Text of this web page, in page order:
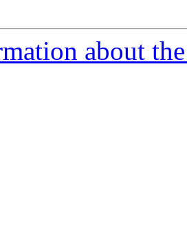
about